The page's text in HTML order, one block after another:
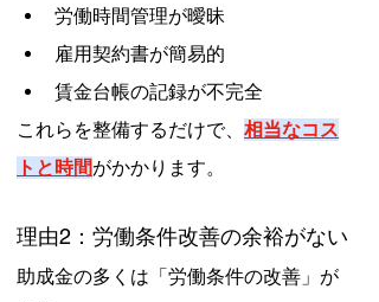
労働時間管理が曖昧
雇用契約書が簡易的
賃金台帳の記録が不完全
これらを整備するだけで、 相当なコス
トと時間がかかります。
理由2：労働条件改善の余裕がない
助成金の多くは「労働条件の改善」が